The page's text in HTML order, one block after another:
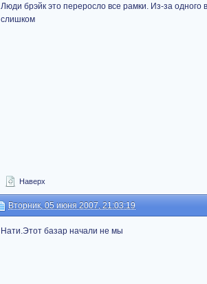
Люди брэйк это переросло все рамки. Из-за одного
слишком
Наверх
Вторник, 05 июня 2007, 21:03:19
Нати.Этот базар начали не мы